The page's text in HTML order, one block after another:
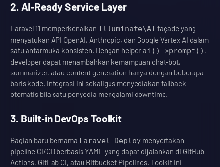
2. AI‑Ready Service Layer
Laravel 11 memperkenalkan Illuminate\AI façade yang
menyatukan API OpenAI, Anthropic, dan Google Vertex AI dalam
satu antarmuka konsisten. Dengan helper ai()->prompt() ,
developer dapat menambahkan kemampuan chat‑bot,
summarizer, atau content generation hanya dengan beberapa
baris kode. Integrasi ini sekaligus menyediakan fallback
otomatis bila satu penyedia mengalami downtime.
3. Built‑in DevOps Toolkit
Bagian baru bernama Laravel Deploy menyertakan
pipeline CI/CD berbasis YAML yang dapat dijalankan di GitHub
Actions, GitLab CI, atau Bitbucket Pipelines. Toolkit ini